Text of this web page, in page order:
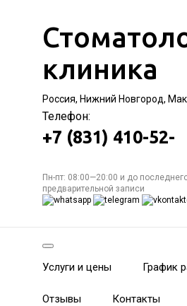
клиника
Россия, Нижний Новгород,
Телефон:
+7 (831) 410-52-
Пн-пт: 08:00—20:00 и до
предварительной записи
Услуги и цены График
Отзывы Контакты